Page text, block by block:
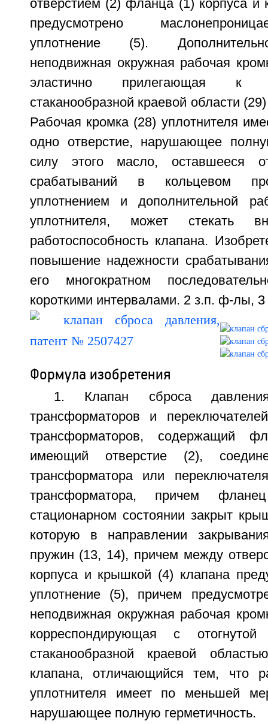
отверстием (2) фланца (1) корпуса и
предусмотрено
уплотнение (5).
неподвижная окружная рабочая
эластично прилегающая к
стаканообразной краевой области
Рабочая кромка (28) уплотнителя
одно отверстие, нарушающее
силу этого масло, оставшееся
срабатываний в кольцевом
уплотнением и дополнительной
уплотнителя, может стекать
работоспособность клапана.
повышение надежности
его многократном
короткими интервалами. 2 з.п. ф-лы, 3
Формула изобретения
1. Клапан сброса
трансформаторов и
трансформаторов, содержащий
имеющий отверстие (2),
трансформатора или
трансформатора, причем
стационарном состоянии закрыт
которую в направлении
пружин (13, 14), причем между
корпуса и крышкой (4) клапана
уплотнение (5), причем
неподвижная окружная рабочая
корреспондирующая с отогнутой
стаканообразной краевой
клапана, отличающийся тем, что
уплотнителя имеет по меньшей
нарушающее полную герметичность.